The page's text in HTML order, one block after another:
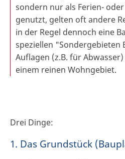
sondern nur als Ferien-
genutzt, gelten oft andere
in der Regel dennoch eine
speziellen "Sondergebieten
Auflagen (z.B. für
einem reinen Wohngebiet.
Drei Dinge:
1. Das Grundstück